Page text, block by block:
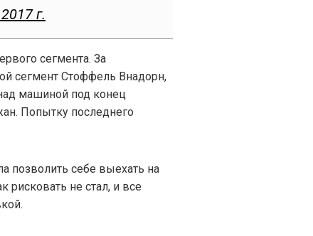
г.
сегмента. За
сегмент Стоффель Внадорн,
машиной под конец
Попытку последнего
позволить себе выехать на
рисковать не стал, и все